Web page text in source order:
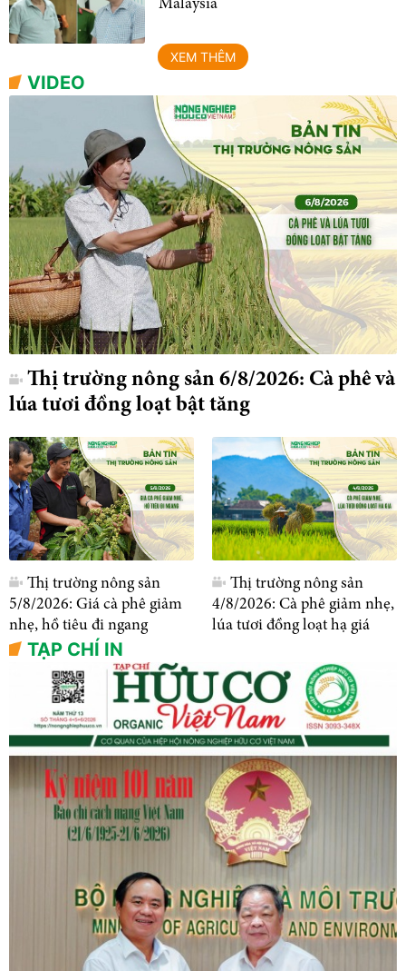
Malaysia
XEM THÊM
VIDEO
Thị trường nông sản 6/8/2026: Cà phê và
lúa tươi đồng loạt bật tăng
Thị trường nông sản
5/8/2026: Giá cà phê giảm
nhẹ, hồ tiêu đi ngang
Thị trường nông sản
4/8/2026: Cà phê giảm nhẹ,
lúa tươi đồng loạt hạ giá
TẠP CHÍ IN